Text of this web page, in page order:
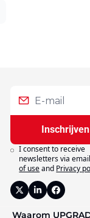
Inschrijven
I consent to receive
newsletters via
of useand Privacy
Waarom